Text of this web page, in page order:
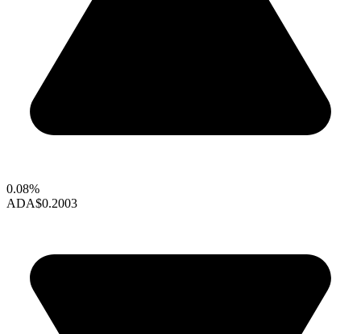
0.08%
ADA$0.2003